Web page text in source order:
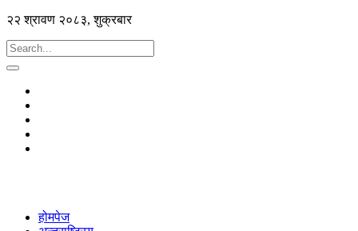
२२ श्रावण २०८३, शुक्रबार
होमपेज